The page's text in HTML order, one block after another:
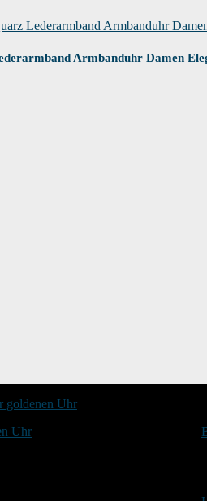
Armbanduhr Damen
Uhr